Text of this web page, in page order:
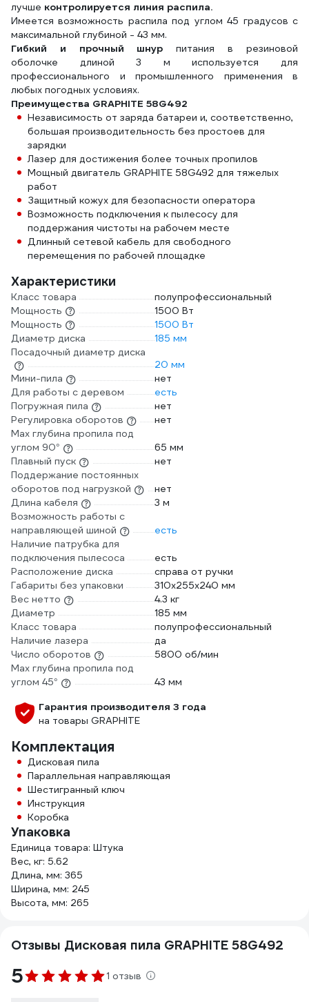
лучше контролируется линия распила.
Имеется возможность распила под углом 45 градусов с
максимальной глубиной - 43 мм.
Гибкий и прочный шнур питания в резиновой
оболочке длиной 3 м используется для
профессионального и промышленного применения в
любых погодных условиях.
Преимущества GRAPHITE 58G492
Независимость от заряда батареи и, соответственно,
большая производительность без простоев для
зарядки
Лазер для достижения более точных пропилов
Мощный двигатель GRAPHITE 58G492 для тяжелых
работ
Защитный кожух для безопасности оператора
Возможность подключения к пылесосу для
поддержания чистоты на рабочем месте
Длинный сетевой кабель для свободного
перемещения по рабочей площадке
Характеристики
Класс товара
полупрофессиональный
Мощность
1500 Вт
Мощность
1500 Вт
Диаметр диска
185 мм
Посадочный диаметр диска
20 мм
Мини-пила
нет
Для работы с деревом
есть
Погружная пила
нет
Регулировка оборотов
нет
Max глубина пропила под
углом 90°
65 мм
Плавный пуск
нет
Поддержание постоянных
оборотов под нагрузкой
нет
Длина кабеля
3 м
Возможность работы с
направляющей шиной
есть
Наличие патрубка для
подключения пылесоса
есть
Расположение диска
справа от ручки
Габариты без упаковки
310x255x240 мм
Вес нетто
4.3 кг
Диаметр
185 мм
Класс товара
полупрофессиональный
Наличие лазера
да
Число оборотов
5800 об/мин
Max глубина пропила под
углом 45°
43 мм
Гарантия производителя 3 года
на товары GRAPHITE
Комплектация
Дисковая пила
Параллельная направляющая
Шестигранный ключ
Инструкция
Коробка
Упаковка
Единица товара: Штука
Вес, кг: 5.62
Длина, мм: 365
Ширина, мм: 245
Высота, мм: 265
Отзывы Дисковая пила GRAPHITE 58G492
5 1 отзыв